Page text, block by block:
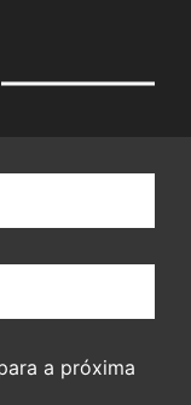
a próxima